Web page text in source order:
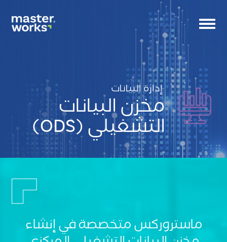
Toggle
navigation
إدارة البيانات
مخزن البيانات
التشغيلي (ODS)
ماستروركس متخصصة في إنشاء